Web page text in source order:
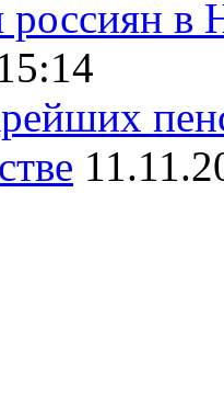
россиян